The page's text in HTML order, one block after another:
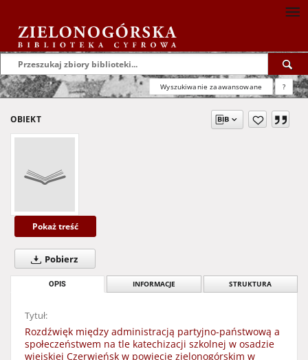
Wyszukiwanie zaawansowane ?
OBIEKT
Pokaż treść
Pobierz
OPIS INFORMACJE STRUKTURA
Tytuł:
Rozdźwięk między administracją partyjno-państwową a
społeczeństwem na tle katechizacji szkolnej w osadzie
wiejskiej Czerwieńsk w powiecie zielonogórskim w